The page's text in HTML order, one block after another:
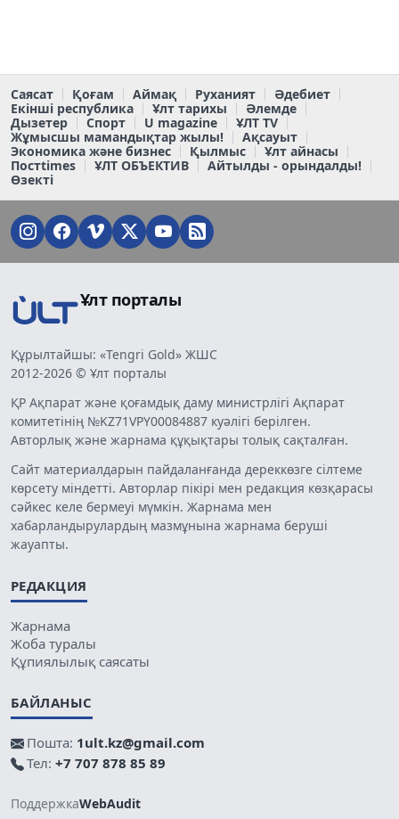
Саясат Қоғам Аймақ Руханият
Әдебиет
Екінші республика
Ұлт тарихы
Әлемде
Дызетер
Спорт U magazine
ҰЛТ TV
Жұмысшы мамандықтар жылы!
Ақсауыт
Экономика және бизнес
Қылмыс
Ұлт айнасы
Постtimes
ҰЛТ ОБЪЕКТИВ
Айтылды - орындалды!
Өзекті
Ұлт порталы
Құрылтайшы: «Tengri Gold» ЖШС
2012-2026 © Ұлт порталы
ҚР Ақпарат және қоғамдық даму министрлігі Ақпарат
комитетінің №KZ71VPY00084887 куәлігі берілген.
Авторлық және жарнама құқықтары толық сақталған.
Сайт материалдарын пайдаланғанда дереккөзге сілтеме
көрсету міндетті. Авторлар пікірі мен редакция көзқарасы
сәйкес келе бермеуі мүмкін. Жарнама мен
хабарландырулардың мазмұнына жарнама беруші
жауапты.
РЕДАКЦИЯ
Жарнама
Жоба туралы
Құпиялылық саясаты
БАЙЛАНЫС
Пошта: 1ult.kz@gmail.com
Тел: +7 707 878 85 89
ПоддержкаWebAudit